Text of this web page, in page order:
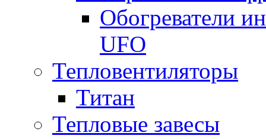
Обогреватели
UFO
Тепловентиляторы
Титан
Тепловые завесы